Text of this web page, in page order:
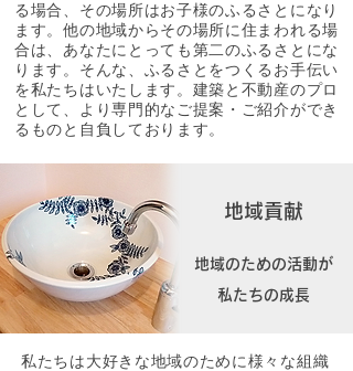
地域貢献
地域のための活動が
私たちの成長
る場合、その場所はお子様のふるさとになり
ます。他の地域からその場所に住まわれる場
合は、あなたにとっても第二のふるさとにな
ります。そんな、ふるさとをつくるお手伝い
を私たちはいたします。建築と不動産のプロ
として、より専門的なご提案・ご紹介ができ
るものと自負しております。
私たちは大好きな地域のために様々な組織